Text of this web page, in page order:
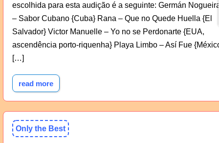
escolhida para esta audição é a seguinte: Germán
– Sabor Cubano {Cuba} Rana – Que no Quede Huella {El
Salvador} Victor Manuelle – Yo no se Perdonarte {EUA,
ascendência porto-riquenha} Playa Limbo – Así Fue
[…]
read more
Only the Best